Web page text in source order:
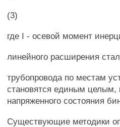
(3)
где I - осевой момент
линейного расширения
трубопровода по местам
становятся единым целым,
напряженного состояния
Существующие методики